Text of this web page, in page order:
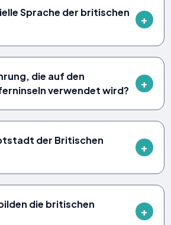
Sprache der britischen
die auf den
verwendet wird?
der Britischen
die britischen